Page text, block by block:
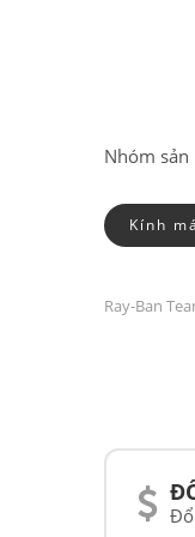
Nhóm sản
Kính
Ray-Ban